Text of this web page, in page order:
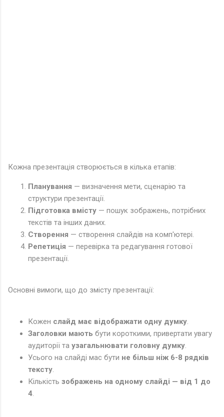
Кожна презентація створюється в кілька етапів:
Планування — визначення мети, сценарію та
структури презентації.
Підготовка вмісту — пошук зображень, потрібних
текстів та інших даних.
Створення — створення слайдів на комп'ютері.
Репетиція — перевірка та редагування готової
презентації.
Основні вимоги, що до змісту презентації:
Кожен слайд має відображати одну думку
Заголовки мають бути короткими, привертати увагу
аудиторії та узагальнювати головну думку
Усього на слайді мас бути не більш ніж 6-8 рядків
тексту
Кількість зображень на одному слайді — від 1 до
4